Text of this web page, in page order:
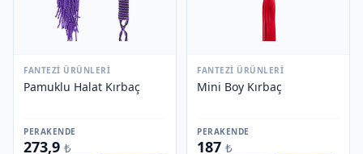
FANTEZI ÜRÜNLERI
Pamuklu Halat Kırbaç
PERAKENDE
273,9 ₺
FANTEZI ÜRÜNLERI
Mini Boy Kırbaç
PERAKENDE
187 ₺